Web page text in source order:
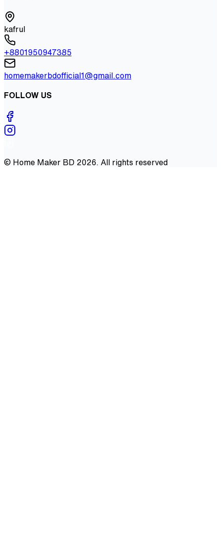
kafrul
+8801950947385
homemakerbdofficial1@gmail.com
FOLLOW US
© Home Maker BD 2026. All rights reserved